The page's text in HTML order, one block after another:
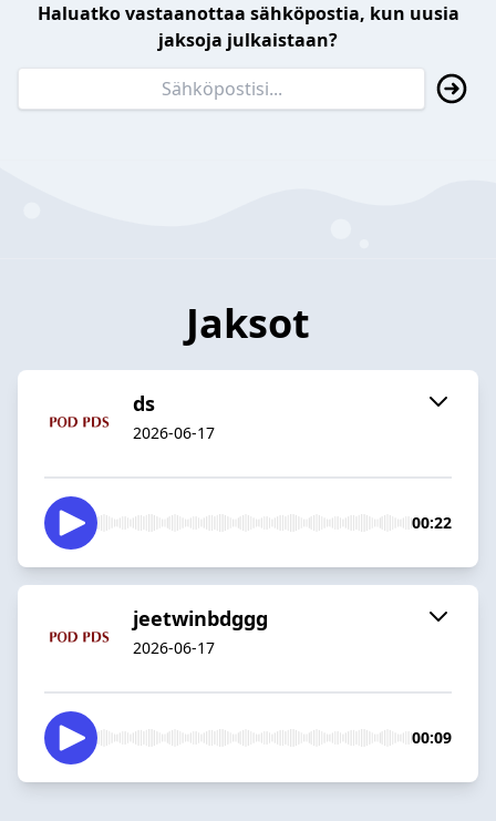
Haluatko vastaanottaa sähköpostia, kun uusia
jaksoja julkaistaan?
Jaksot
ds
2026-06-17
00:22
jeetwinbdggg
2026-06-17
00:09